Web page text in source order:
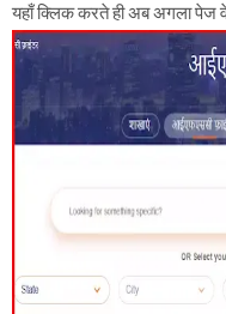
यहाँ क्लिक करते ही अब अगला